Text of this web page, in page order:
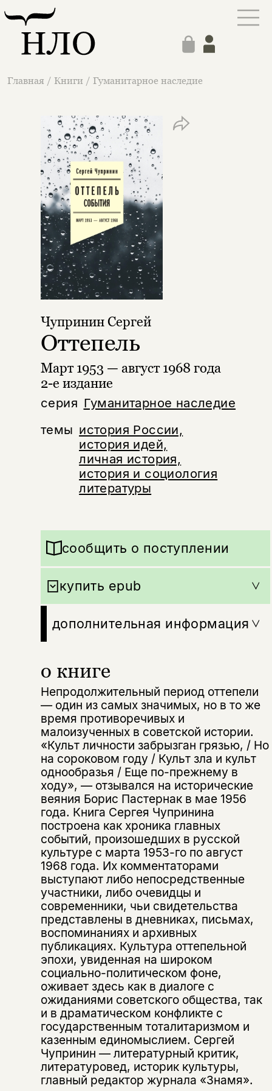
Главная / Книги / Гуманитарное наследие
серия Гуманитарное наследие
темы история России,
история идей,
личная история,
история и социология
литературы
Чупринин Сергей
Оттепель
Март 1953 — август 1968 года
2-е издание
о книге
Непродолжительный период оттепели
— один из самых значимых, но в то же
время противоречивых и
малоизученных в советской истории.
«Культ личности забрызган грязью, / Но
на сороковом году / Культ зла и культ
однообразья / Еще по-прежнему в
ходу», — отзывался на исторические
веяния Борис Пастернак в мае 1956
года. Книга Сергея Чупринина
построена как хроника главных
событий, произошедших в русской
культуре с марта 1953-го по август
1968 года. Их комментаторами
выступают либо непосредственные
участники, либо очевидцы и
современники, чьи свидетельства
представлены в дневниках, письмах,
воспоминаниях и архивных
публикациях. Культура оттепельной
эпохи, увиденная на широком
социально-политическом фоне,
оживает здесь как в диалоге с
ожиданиями советского общества, так
и в драматическом конфликте с
государственным тоталитаризмом и
казенным единомыслием. Сергей
Чупринин — литературный критик,
литературовед, историк культуры,
главный редактор журнала «Знамя».
сообщить о поступлении
купить epub
дополнительная информация